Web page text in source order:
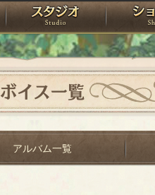
アトリエ スタジオ
ボイス一覧
アルバム一覧